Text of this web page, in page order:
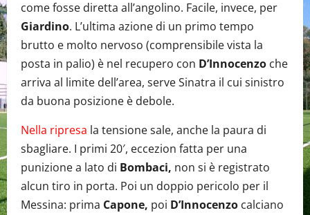
come fosse diretta all’angolino. Facile, invece, per
Giardino. L’ultima azione di un primo tempo
brutto e molto nervoso (comprensibile vista la
posta in palio) è nel recupero con D’Innocenzo che
arriva al limite dell’area, serve Sinatra il cui sinistro
da buona posizione è debole.
Nella ripresa la tensione sale, anche la paura di
sbagliare. I primi 20′, eccezion fatta per una
punizione a lato di Bombaci, non si è registrato
alcun tiro in porta. Poi un doppio pericolo per il
Messina: prima Capone, poi D’Innocenzo calciano